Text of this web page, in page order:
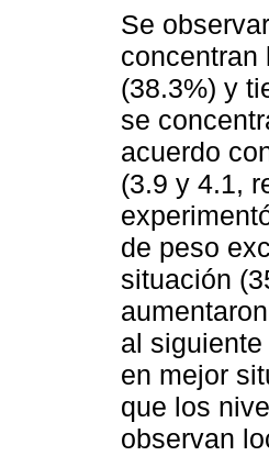
Se
concentran
(38.3%) y
se
acuerdo
(3.9 y 4.1,
de peso
situación
al
en mejor
que los
observan